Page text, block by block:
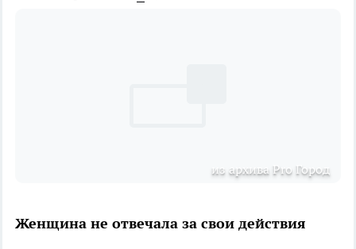
из архива Pro Город
Женщина не отвечала за свои действия